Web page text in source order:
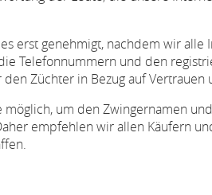
erst genehmigt, nachdem wir
Telefonnummern und den
Züchter in Bezug auf Vertrauen
um den Zwingernamen
empfehlen wir allen Käufern